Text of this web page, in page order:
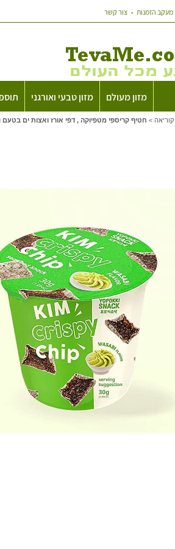
מעקב הזמנות צור קשר
מזון מעולם מזון טבעי ואורגני
קוריאה > חטיף קריספי מטפיוקה , דפי אורז ואצות ים בטעם